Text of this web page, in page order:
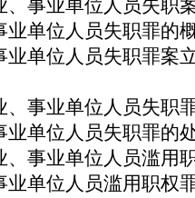
、事业单位人员失职
业单位人员失职罪的
单位人员失职罪案
、事业单位人员失职
业单位人员失职罪的
事业单位人员滥用
业单位人员滥用职权